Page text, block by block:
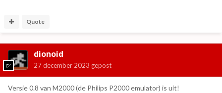
Quote
dionoid
27 december 2023 gepost
Versie 0.8 van M2000 (de Philips P2000 emulator) is uit!